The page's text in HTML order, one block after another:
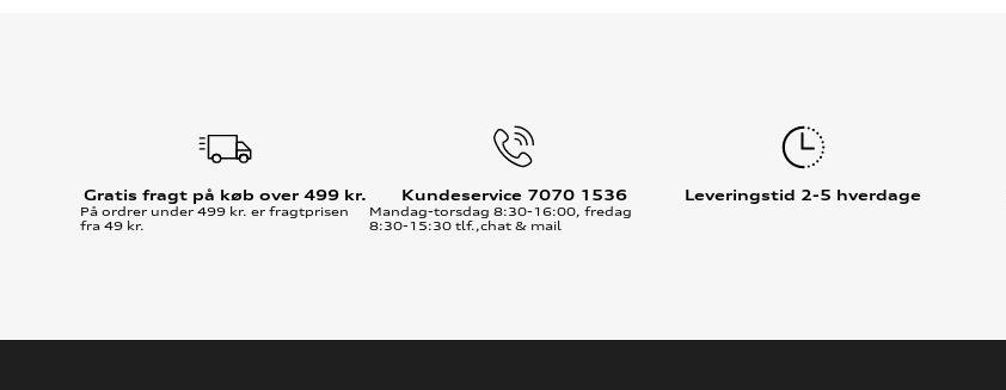
Gratis fragt på køb over 499 kr.
På ordrer under 499 kr. er fragtprisen
fra 49 kr.
Kundeservice 7070 1536
Mandag-torsdag 8:30-16:00, fredag
8:30-15:30 tlf.,chat & mail
Leveringstid 2-5 hverdage